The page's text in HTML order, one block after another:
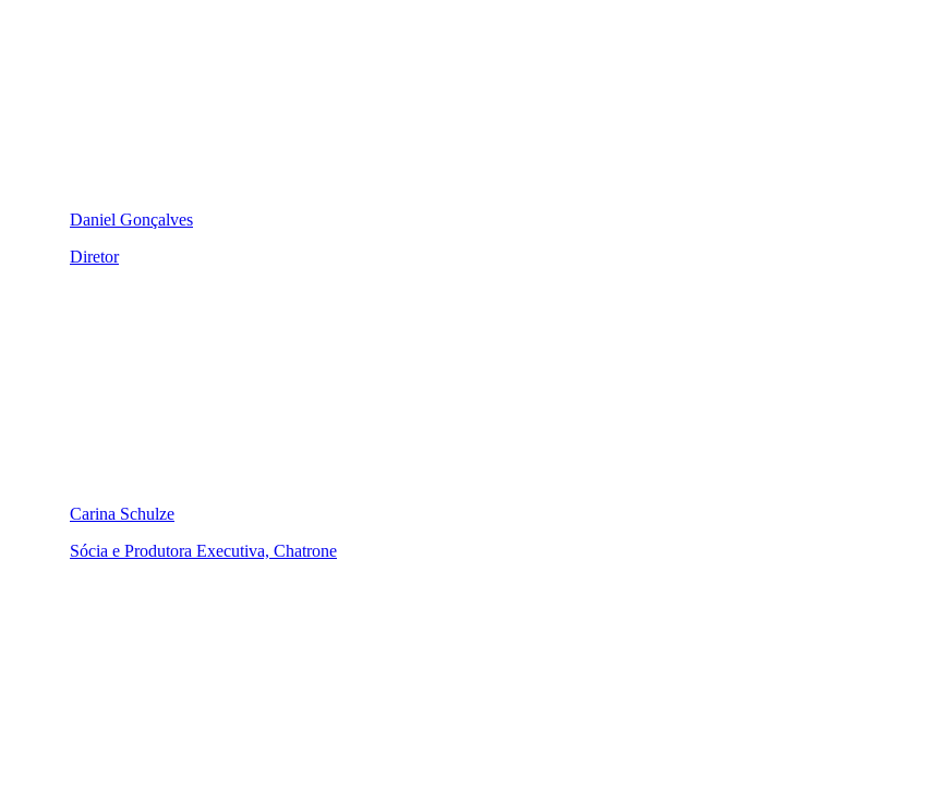
Daniel Gonçalves
Diretor
Carina Schulze
Sócia e Produtora Executiva, Chatrone